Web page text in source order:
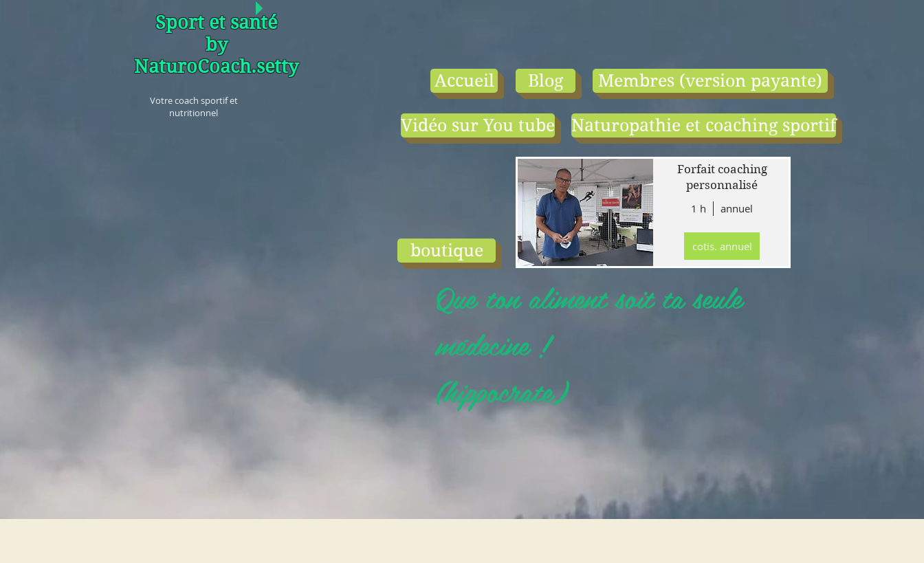
Sport et santé
by
NaturoCoach.setty
Votre coach sportif et
nutritionnel
Accueil Blog Membres (version payante)
Vidéo sur You tube Naturopathie et coaching sportif
boutique
- le tarif comprend:
1) une visio-
conférence par
mois en salle ou en
ligne.
2) 1 cours en
groupe de condition
physique en ligne
ou en salle par
semaine (sauf juillet
Forfait coaching
personnalisé
1 h
annuel
cotis. annuel
Que ton aliment soit ta seule
médecine !
(hippocrate)